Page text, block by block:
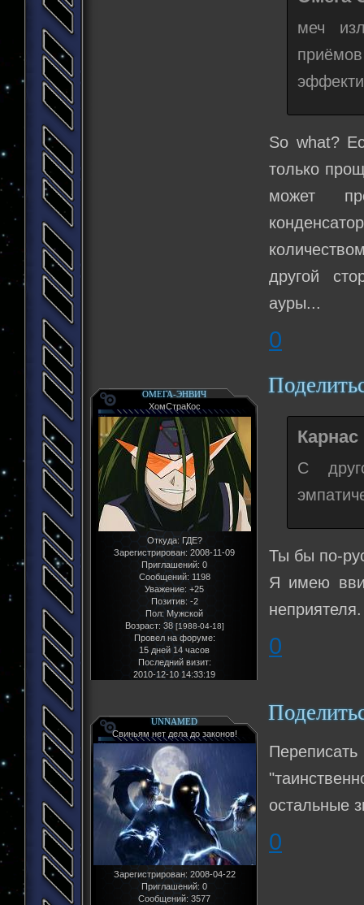
меч
So what?
только
может
другой
ауры...
0
ОМЕГА-ЭНВИЧ
ХомСтраКос
Откуда: ГДЕ?
Зарегистрирован: 2008-11-09
Приглашений: 0
Сообщений: 1198
Уважение: +25
Позитив: -2
Пол: Мужской
Возраст: 38[1988-04-18]
Провел на форуме:
15 дней 14 часов
Последний визит:
2010-12-10 14:33:19
Карнас
С
Ты бы по-
Я имею
0
UNNAMED
Свиньям нет дела до законов!
Зарегистрирован: 2008-04-22
Приглашений: 0
Сообщений: 3577
остальные
0